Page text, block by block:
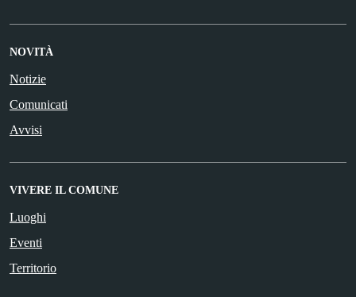
NOVITÀ
Notizie
Comunicati
Avvisi
VIVERE IL COMUNE
Luoghi
Eventi
Territorio